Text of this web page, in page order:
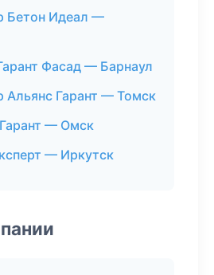
Бетон Идеал —
Фасад — Барнаул
Альянс Гарант — Томск
— Омск
— Иркутск